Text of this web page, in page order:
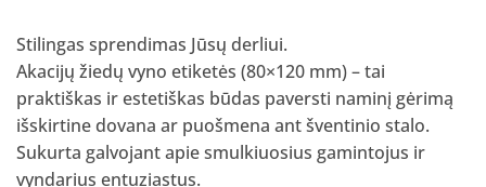
Stilingas sprendimas Jūsų derliui.
Akacijų žiedų vyno etiketės (80×120 mm) – tai
praktiškas ir estetiškas būdas paversti naminį gėrimą
išskirtine dovana ar puošmena ant šventinio stalo.
Sukurta galvojant apie smulkiuosius gamintojus ir
vyndarius entuziastus.